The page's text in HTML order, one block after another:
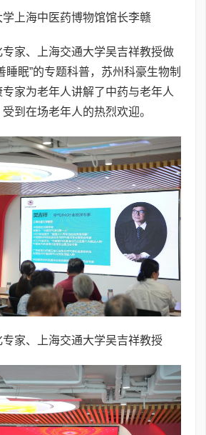
学上海中医药博物馆馆长李赣
家、上海交通大学吴吉祥教授做
睡眠”的专题科普，苏州科豪生物制
家为老年人讲解了中药与老年人
到在场老年人的热烈欢迎。
家、上海交通大学吴吉祥教授